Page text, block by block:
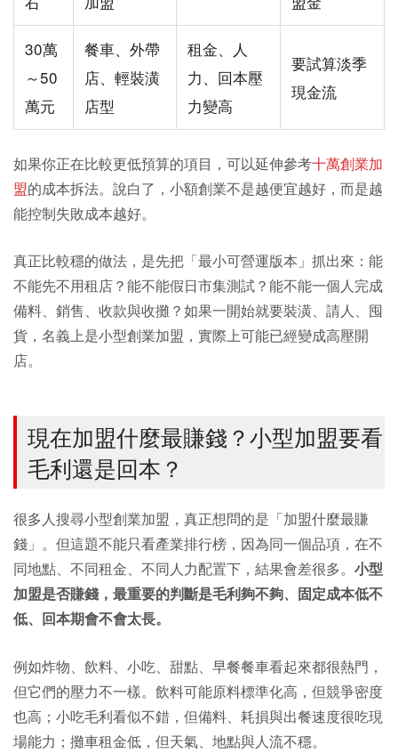
30萬
～50
萬元
餐車、外帶
店、輕裝潢
店型
租金、人
力、回本壓
力變高
要試算淡季
現金流
如果你正在比較更低預算的項目，可以延伸參考十萬創業加
盟的成本拆法。說白了，小額創業不是越便宜越好，而是越
能控制失敗成本越好。
真正比較穩的做法，是先把「最小可營運版本」抓出來：能
不能先不用租店？能不能假日市集測試？能不能一個人完成
備料、銷售、收款與收攤？如果一開始就要裝潢、請人、囤
貨，名義上是小型創業加盟，實際上可能已經變成高壓開
店。
現在加盟什麼最賺錢？小型加盟要看
毛利還是回本？
很多人搜尋小型創業加盟，真正想問的是「加盟什麼最賺
錢」。但這題不能只看產業排行榜，因為同一個品項，在不
同地點、不同租金、不同人力配置下，結果會差很多。 小型
加盟是否賺錢，最重要的判斷是毛利夠不夠、固定成本低不
低、回本期會不會太長。
例如炸物、飲料、小吃、甜點、早餐餐車看起來都很熱門，
但它們的壓力不一樣。飲料可能原料標準化高，但競爭密度
也高；小吃毛利看似不錯，但備料、耗損與出餐速度很吃現
場能力；攤車租金低，但天氣、地點與人流不穩。